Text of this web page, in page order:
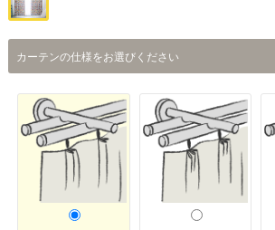
カーテンの仕様をお選びください